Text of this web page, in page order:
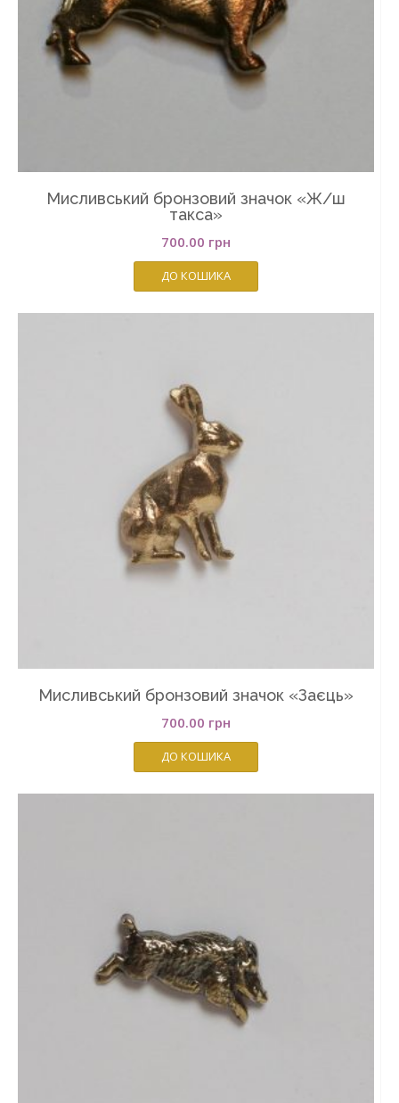
Мисливський бронзовий значок «Ж/ш
такса»
700.00 грн
ДО КОШИКА
Мисливський бронзовий значок «Заєць»
700.00 грн
ДО КОШИКА